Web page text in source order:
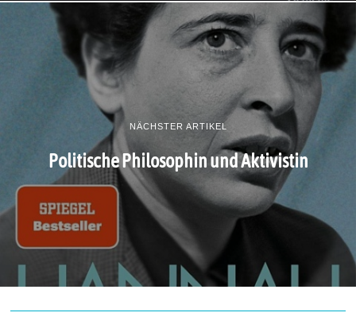
NÄCHSTER ARTIKEL
Politische Philosophin und Aktivistin